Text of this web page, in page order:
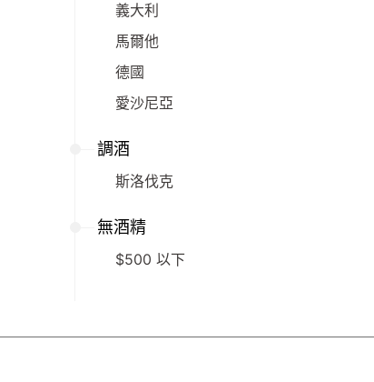
義大利
馬爾他
德國
愛沙尼亞
調酒
斯洛伐克
無酒精
$500 以下